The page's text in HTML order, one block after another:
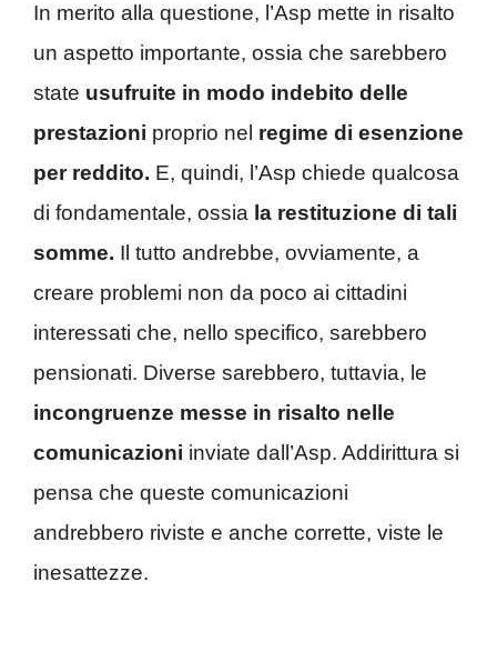
In merito alla questione, l’Asp mette in risalto
un aspetto importante, ossia che sarebbero
state usufruite in modo indebito delle
prestazioni proprio nel regime di esenzione
per reddito. E, quindi, l’Asp chiede qualcosa
di fondamentale, ossia la restituzione di tali
somme. Il tutto andrebbe, ovviamente, a
creare problemi non da poco ai cittadini
interessati che, nello specifico, sarebbero
pensionati. Diverse sarebbero, tuttavia, le
incongruenze messe in risalto nelle
comunicazioni inviate dall’Asp. Addirittura si
pensa che queste comunicazioni
andrebbero riviste e anche corrette, viste le
inesattezze.